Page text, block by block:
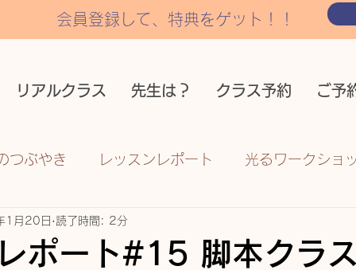
会員登録して、特典をゲット！！
リアルクラス 先生は？ クラス予約 ご予
つぶやき レッスンレポート 光るワークショ
ポート#15 脚本クラ
1月20日 読了時間: 2分